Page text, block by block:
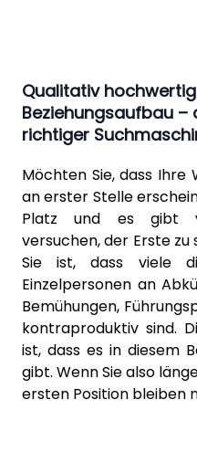
Qualitativ
Beziehungsaufbau –
richtiger
Möchten Sie, dass Ihre
an erster Stelle
Platz und es gibt
versuchen, der Erste
Sie ist, dass viele
Einzelpersonen an
Bemühungen,
kontraproduktiv sind.
ist, dass es in diesem
gibt. Wenn Sie also
ersten Position bleiben